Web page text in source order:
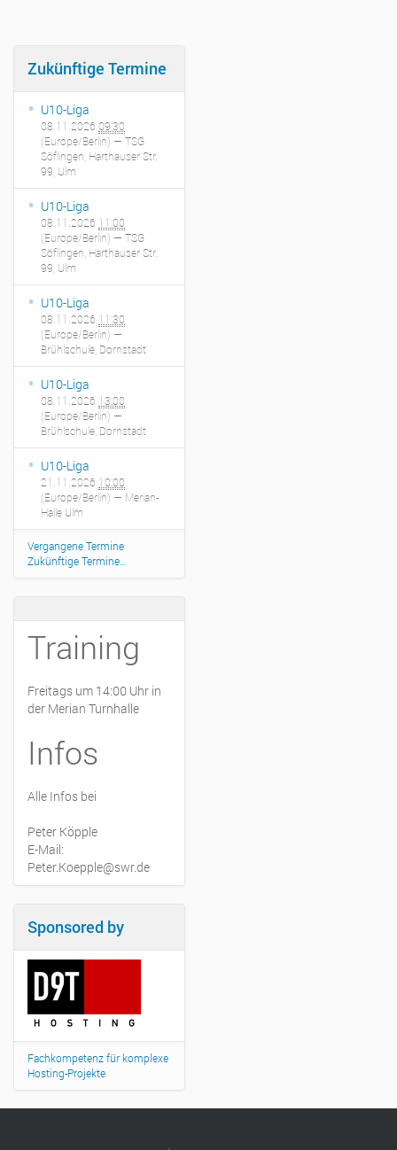
Zukünftige Termine
U10-Liga
08.11.2026 09:30
(Europe/Berlin) — TSG
Söflingen, Harthauser Str.
99, Ulm
U10-Liga
08.11.2026 11:00
(Europe/Berlin) — TSG
Söflingen, Harthauser Str.
99, Ulm
U10-Liga
08.11.2026 11:30
(Europe/Berlin) —
Brühlschule, Dornstadt
U10-Liga
08.11.2026 13:00
(Europe/Berlin) —
Brühlschule, Dornstadt
U10-Liga
21.11.2026 10:00
(Europe/Berlin) — Merian-
Halle Ulm
Vergangene Termine
Zukünftige Termine…
Training
Freitags um 14:00 Uhr in
der Merian Turnhalle
Infos
Alle Infos bei
Peter Köpple
E-Mail:
Peter.Koepple@swr.de
Sponsored by
Fachkompetenz für komplexe
Hosting-Projekte